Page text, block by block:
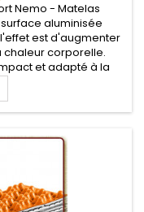
Nemo - Matelas
aluminisée
est d'augmenter
corporelle.
et adapté à la
léger